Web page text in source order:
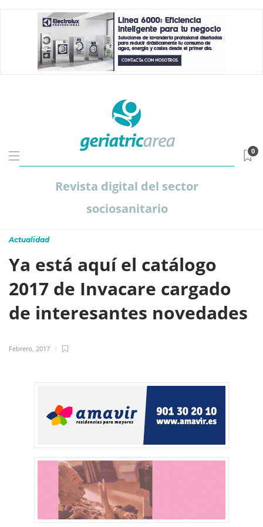
Revista digital del sector
sociosanitario
0
Actualidad
Ya está aquí el catálogo
2017 de Invacare cargado
de interesantes novedades
Febrero, 2017